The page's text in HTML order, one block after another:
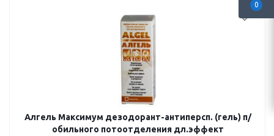
Алгель Максимум дезодорант-антиперсп. (гель) п/
обильного потоотделения дл.эффект
0